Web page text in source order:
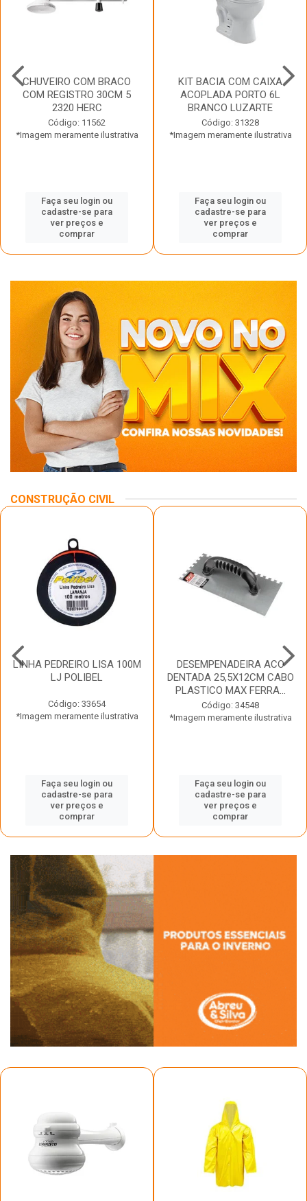
CHUVEIRO COM BRACO
COM REGISTRO 30CM 5
2320 HERC
Código: 11562
*Imagem meramente ilustrativa
Faça seu login ou
cadastre-se para
ver preços e
comprar
KIT BACIA COM CAIXA
ACOPLADA PORTO 6L
BRANCO LUZARTE
Código: 31328
*Imagem meramente ilustrativa
Faça seu login ou
cadastre-se para
ver preços e
comprar
CONSTRUÇÃO CIVIL
LINHA PEDREIRO LISA 100M
LJ POLIBEL
Código: 33654
*Imagem meramente ilustrativa
Faça seu login ou
cadastre-se para
ver preços e
comprar
DESEMPENADEIRA ACO
DENTADA 25,5X12CM CABO
PLASTICO MAX FERRA...
Código: 34548
*Imagem meramente ilustrativa
Faça seu login ou
cadastre-se para
ver preços e
comprar